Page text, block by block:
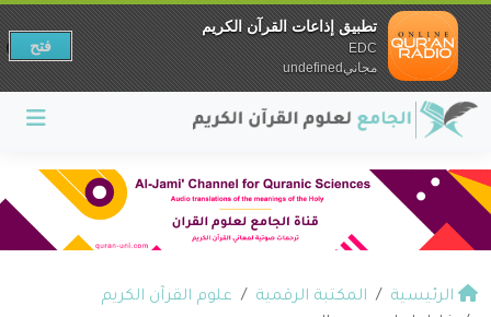
الرئيسية المكتبة الرقمية
علوم القرآن الكريم
تطبيق إذاعات القرآن الكريم
EDC
مجانيundefined
فتح